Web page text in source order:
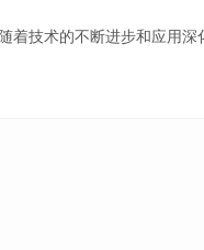
着技术的不断进步和应用深